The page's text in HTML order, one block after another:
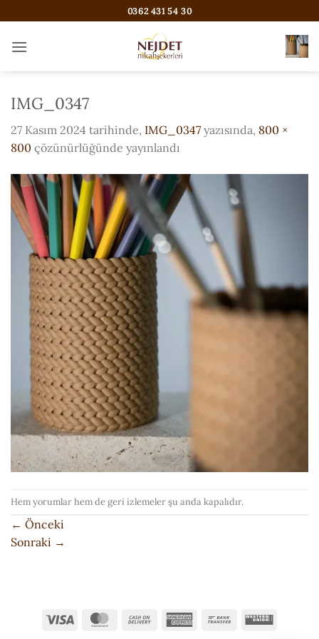
atla
0362 431 54 30
IMG_0347
27 Kasım 2024 tarihinde, IMG_0347 yazısında, 800 ×
800 çözünürlüğünde yayınlandı
Hem yorumlar hem de geri izlemeler şu anda kapalıdır.
← Önceki
Sonraki →
Visa MasterCardCash
American Bank
Western